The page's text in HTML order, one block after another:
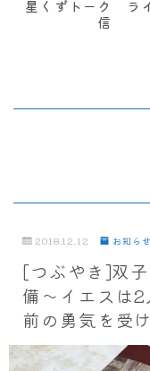
星くずトーク ラ
信
2018.12.12 お知ら
[つぶやき]双
備～イエスは
前の勇気を受